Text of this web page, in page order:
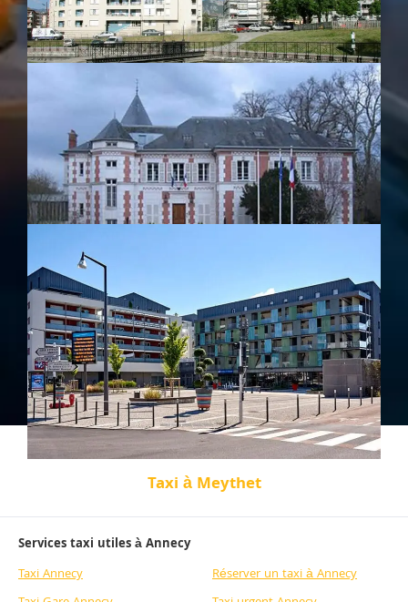
Taxi à Cran-Gevrier
Votre Taxi à Pringy
Taxi à Meythet
Services taxi utiles à Annecy
Taxi Annecy
Réserver un taxi à Annecy